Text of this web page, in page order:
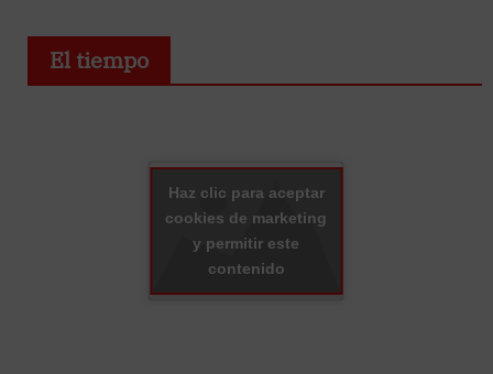
El tiempo
Haz clic para aceptar
cookies de marketing
y permitir este
contenido